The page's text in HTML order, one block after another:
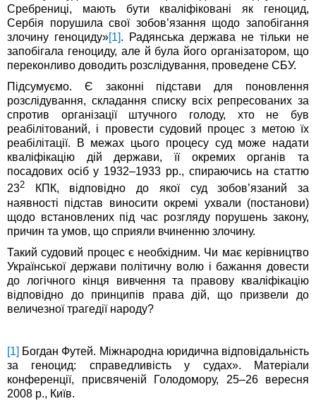
Сребрениці, мають бути кваліфіковані як геноцид,
Сербія порушила свої зобов’язання щодо запобігання
злочину геноциду» [1] . Радянська держава не тільки не
запобігала геноциду, але й була його організатором, що
переконливо доводить розслідування, проведене СБУ.
Підсумуємо. Є законні підстави для поновлення
розслідування, складання списку всіх репресованих за
спротив організації штучного голоду, хто не був
реабілітований, і провести судовий процес з метою їх
реабілітації. В межах цього процесу суд може надати
кваліфікацію дій держави, її окремих органів та
посадових осіб у 1932–1933 рр., спираючись на статтю
232 КПК, відповідно до якої суд зобов’язаний за
наявності підстав виносити окремі ухвали (постанови)
щодо встановлених під час розгляду порушень закону,
причин та умов, що сприяли вчиненню злочину.
Такий судовий процес є необхідним. Чи має керівництво
Української держави політичну волю і бажання довести
до логічного кінця вивчення та правову кваліфікацію
відповідно до принципів права дій, що призвели до
величезної трагедії народу?
[1] Богдан Футей. Міжнародна юридична відповідальність
за геноцид: справедливість у судах». Матеріали
конференції, присвяченій Голодомору, 25–26 вересня
2008 р., Київ.